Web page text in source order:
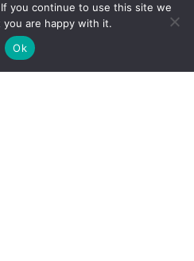
you continue to use this site we
you are happy with it.
Ok